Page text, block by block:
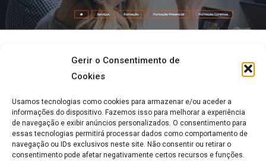
Gerir o Consentimento de
Cookies
Usamos tecnologias como cookies para armazenar e/ou aceder a
informações do dispositivo. Fazemos isso para melhorar a experiência
de navegação e exibir anúncios personalizados. O consentimento para
essas tecnologias permitirá processar dados como comportamento de
navegação ou IDs exclusivos neste site. Não consentir ou retirar o
consentimento pode afetar negativamente certos recursos e funções.
Este curso tem a duração de 48 horas e é ministrado sem E-learning na
plataforma moodle pela DAR Mais
Este mesmo formador possui ainda uma Pós Graduação em gestão e
direcção técnica de Equipamentos para a terceira idade em formato e-
learning com a duração de 300 Horas.